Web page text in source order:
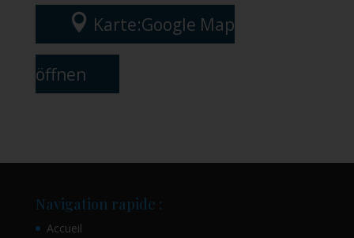
 Karte:Google Map
öffnen
Navigation rapide :
Accueil